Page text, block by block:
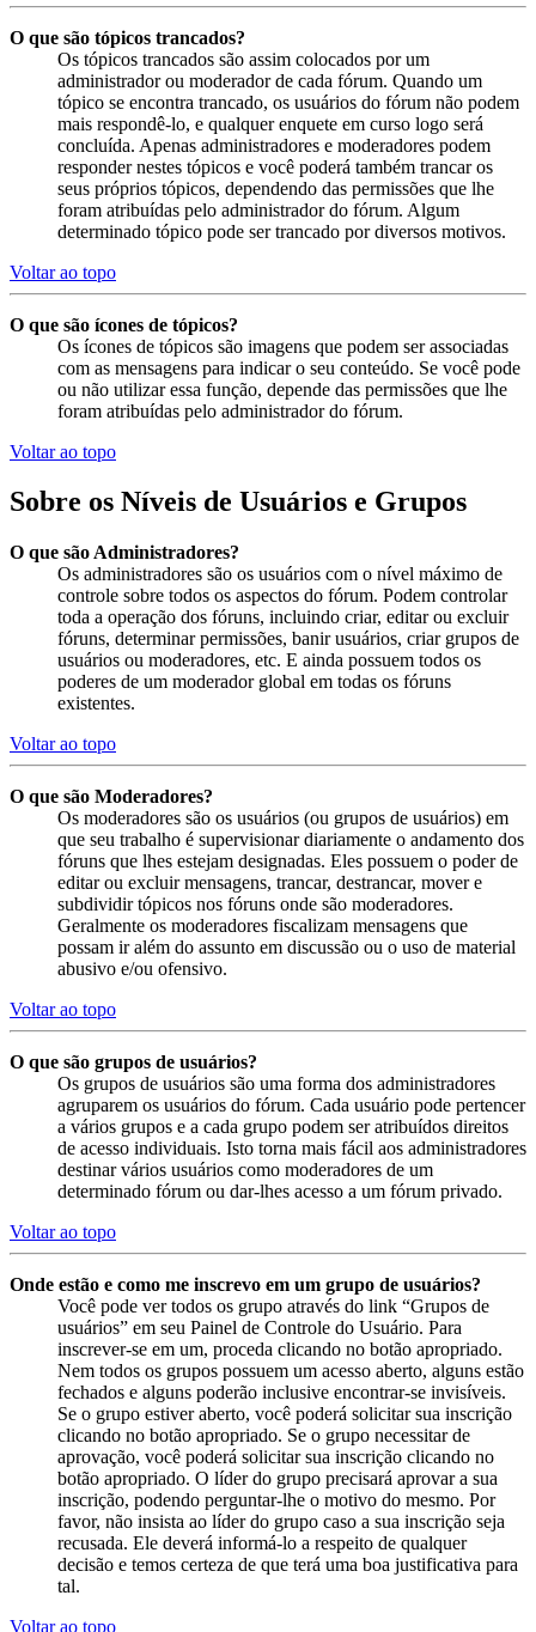
O que são tópicos trancados?
Os tópicos trancados são assim colocados por um
administrador ou moderador de cada fórum. Quando um
tópico se encontra trancado, os usuários do fórum não podem
mais respondê-lo, e qualquer enquete em curso logo será
concluída. Apenas administradores e moderadores podem
responder nestes tópicos e você poderá também trancar os
seus próprios tópicos, dependendo das permissões que lhe
foram atribuídas pelo administrador do fórum. Algum
determinado tópico pode ser trancado por diversos motivos.
Voltar ao topo
O que são ícones de tópicos?
Os ícones de tópicos são imagens que podem ser associadas
com as mensagens para indicar o seu conteúdo. Se você pode
ou não utilizar essa função, depende das permissões que lhe
foram atribuídas pelo administrador do fórum.
Voltar ao topo
Sobre os Níveis de Usuários e Grupos
O que são Administradores?
Os administradores são os usuários com o nível máximo de
controle sobre todos os aspectos do fórum. Podem controlar
toda a operação dos fóruns, incluindo criar, editar ou excluir
fóruns, determinar permissões, banir usuários, criar grupos de
usuários ou moderadores, etc. E ainda possuem todos os
poderes de um moderador global em todas os fóruns
existentes.
Voltar ao topo
O que são Moderadores?
Os moderadores são os usuários (ou grupos de usuários) em
que seu trabalho é supervisionar diariamente o andamento dos
fóruns que lhes estejam designadas. Eles possuem o poder de
editar ou excluir mensagens, trancar, destrancar, mover e
subdividir tópicos nos fóruns onde são moderadores.
Geralmente os moderadores fiscalizam mensagens que
possam ir além do assunto em discussão ou o uso de material
abusivo e/ou ofensivo.
Voltar ao topo
O que são grupos de usuários?
Os grupos de usuários são uma forma dos administradores
agruparem os usuários do fórum. Cada usuário pode pertencer
a vários grupos e a cada grupo podem ser atribuídos direitos
de acesso individuais. Isto torna mais fácil aos administradores
destinar vários usuários como moderadores de um
determinado fórum ou dar-lhes acesso a um fórum privado.
Voltar ao topo
Onde estão e como me inscrevo em um grupo de usuários?
Você pode ver todos os grupo através do link “Grupos de
usuários” em seu Painel de Controle do Usuário. Para
inscrever-se em um, proceda clicando no botão apropriado.
Nem todos os grupos possuem um acesso aberto, alguns estão
fechados e alguns poderão inclusive encontrar-se invisíveis.
Se o grupo estiver aberto, você poderá solicitar sua inscrição
clicando no botão apropriado. Se o grupo necessitar de
aprovação, você poderá solicitar sua inscrição clicando no
botão apropriado. O líder do grupo precisará aprovar a sua
inscrição, podendo perguntar-lhe o motivo do mesmo. Por
favor, não insista ao líder do grupo caso a sua inscrição seja
recusada. Ele deverá informá-lo a respeito de qualquer
decisão e temos certeza de que terá uma boa justificativa para
tal.
Voltar ao topo